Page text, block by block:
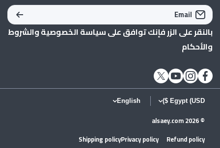
Email
بالنقر على الزر فإنك توافق علىسياسة الخصوصيةوالشروط
والأحكام
facebookcom/AlSaeycom1/
instagramcom/alsaey_com/
youtubecom/shopify
twittercom/alsaey_com
Egypt (USD $)
English
© 2026
alsaey.com
Refund policy
Privacy policy
Shipping policy